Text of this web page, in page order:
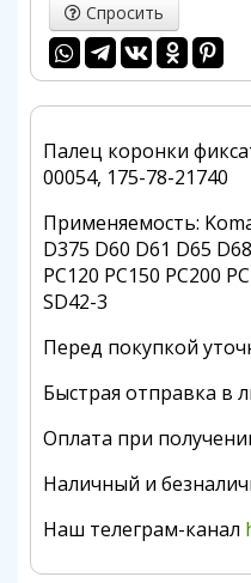
Спросить
Палец коронки
00054, 175-78-21740
Применяемость:
D375 D60 D61 D65
PC120 PC150 PC200
SD42-3
Перед покупкой
Быстрая отправка в
Оплата при
Наличный и
Наш телеграм-канал